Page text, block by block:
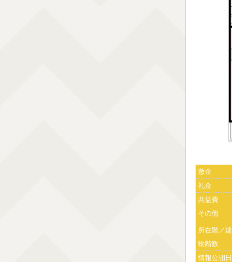
敷金
礼金
共益費
その他
所在階／建
物階数
情報公開日